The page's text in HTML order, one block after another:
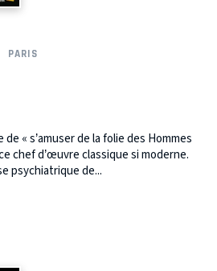
PARIS
« s’amuser de la folie des Hommes
chef d’œuvre classique si moderne.
psychiatrique de...